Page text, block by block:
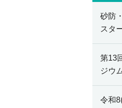
砂防
スタ
第13
ジウ
令和